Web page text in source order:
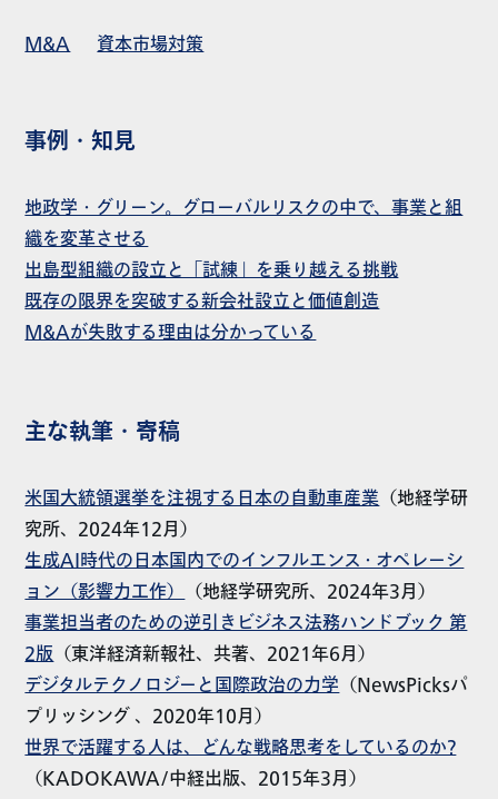
M&A 資本市場対策
事例・知見
地政学・グリーン。グローバルリスクの中で、事業と組
織を変革させる
出島型組織の設立と「試練」を乗り越える挑戦
既存の限界を突破する新会社設立と価値創造
M&Aが失敗する理由は分かっている
主な執筆・寄稿
米国大統領選挙を注視する日本の自動車産業 （地経学研
究所、2024年12月）
生成AI時代の日本国内でのインフルエンス・オペレーシ
ョン（影響力工作）
（地経学研究所、2024年3月）
事業担当者のための逆引きビジネス法務ハンドブック 第
2版 （東洋経済新報社、共著、2021年6月）
デジタルテクノロジーと国際政治の力学 （NewsPicksパ
プリッシング 、2020年10月）
世界で活躍する人は、どんな戦略思考をしているのか?
（KADOKAWA/中経出版、2015年3月）